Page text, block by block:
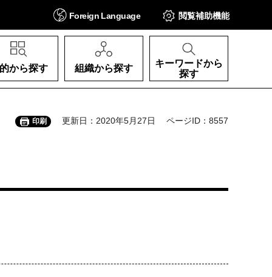
Foreign Language 閲覧補助機能
から探す 組織から探す
キーワードから
探す
印刷 更新日：2020年5月27日 ページID：8557